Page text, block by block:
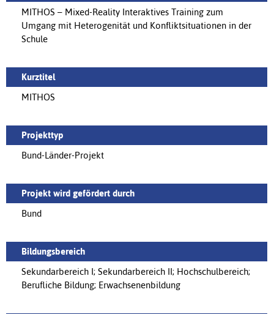
MITHOS – Mixed-Reality Interaktives Training zum
Umgang mit Heterogenität und Konfliktsituationen in der
Schule
Kurztitel
MITHOS
Projekttyp
Bund-Länder-Projekt
Projekt wird gefördert durch
Bund
Bildungsbereich
Sekundarbereich I; Sekundarbereich II; Hochschulbereich;
Berufliche Bildung; Erwachsenenbildung